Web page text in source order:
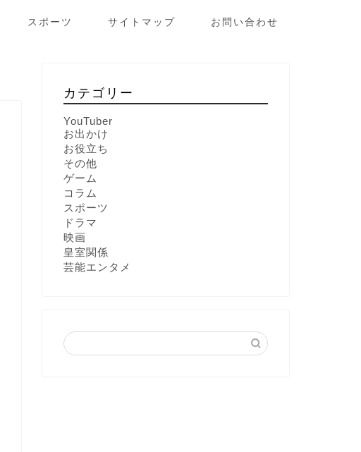
スポーツ サイトマップ お問い合わせ
カテゴリー
YouTuber
お出かけ
お役立ち
その他
ゲーム
コラム
スポーツ
ドラマ
映画
皇室関係
芸能エンタメ